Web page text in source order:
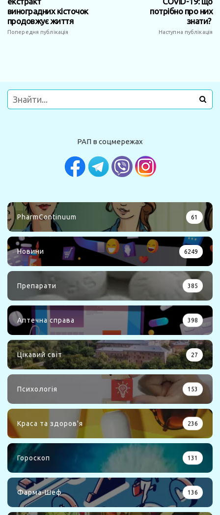
виноградних кісточок
продовжує життя
Попередня публікація
потрібно про них
знати?
Наступна публікація
РАП в соцмережах
PharmContinuum 61
Новини 6249
Препарати 385
Аптечна справа 398
Цікавий світ 27
Психологія 153
Краса та здоров'я 236
Гороскоп 131
Фарма-Шеф 136